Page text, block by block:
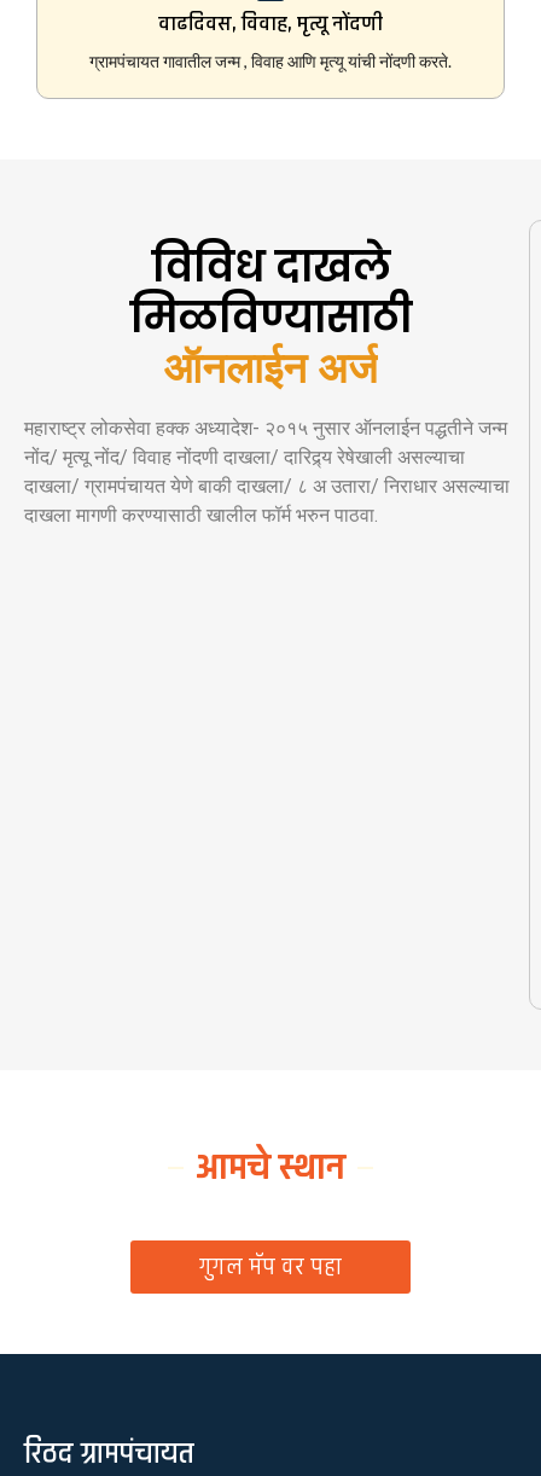
वाढदिवस, विवाह, मृत्यू नोंदणी
ग्रामपंचायत गावातील जन्म , विवाह आणि मृत्यू यांची नोंदणी करते.
विविध दाखले
मिळविण्यासाठी
ऑनलाईन अर्ज
महाराष्ट्र लोकसेवा हक्क अध्यादेश- २०१५ नुसार ऑनलाईन पद्धतीने जन्म
नोंद/ मृत्यू नोंद/ विवाह नोंदणी दाखला/ दारिद्र्य रेषेखाली असल्याचा
दाखला/ ग्रामपंचायत येणे बाकी दाखला/ ८ अ उतारा/ निराधार असल्याचा
दाखला मागणी करण्यासाठी खालील फॉर्म भरुन पाठवा.
आमचे स्थान
गुगल मॅप वर पहा
रिठद ग्रामपंचायत